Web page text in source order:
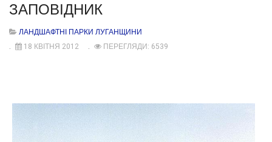
ЗАПОВІДНИК
ЛАНДШАФТНІ ПАРКИ ЛУГАНЩИНИ
18 КВІТНЯ 2012
ПЕРЕГЛЯДИ: 6539